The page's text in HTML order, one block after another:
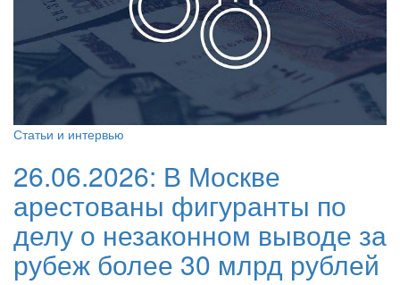
Статьи и интервью
26.06.2026: В Москве
арестованы фигуранты по
делу о незаконном выводе за
рубеж более 30 млрд рублей